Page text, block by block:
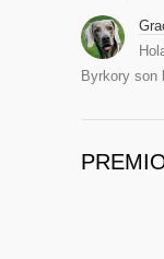
Byrkory son